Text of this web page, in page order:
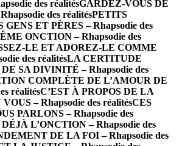
des réalitésGARDEZ-VOUS DE
des réalitésPETITS
ET PÈRES – Rhapsodie des
ONCTION – Rhapsodie des
LE ET ADOREZ-LE COMME
des réalitésLA CERTITUDE
SA DIVINITÉ – Rhapsodie des
COMPLÈTE DE L’AMOUR DE
réalitésC’EST À PROPOS DE LA
– Rhapsodie des réalitésCES
PARLONS – Rhapsodie des
L’ONCTION – Rhapsodie des
DE LA FOI – Rhapsodie des